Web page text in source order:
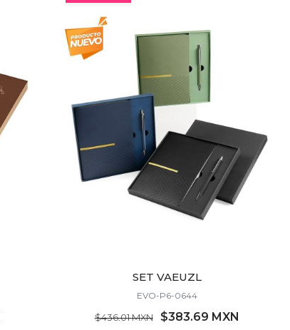
SET VAEUZL
EVO-P6-0644
$436.01 MXN $383.69 MXN